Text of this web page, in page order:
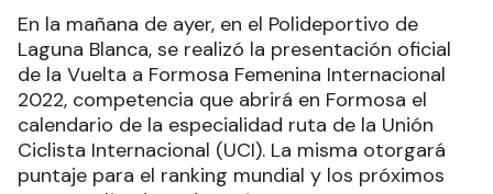
En la mañana de ayer, en el Polideportivo de
Laguna Blanca, se realizó la presentación oficial
de la Vuelta a Formosa Femenina Internacional
2022, competencia que abrirá en Formosa el
calendario de la especialidad ruta de la Unión
Ciclista Internacional (UCI). La misma otorgará
puntaje para el ranking mundial y los próximos